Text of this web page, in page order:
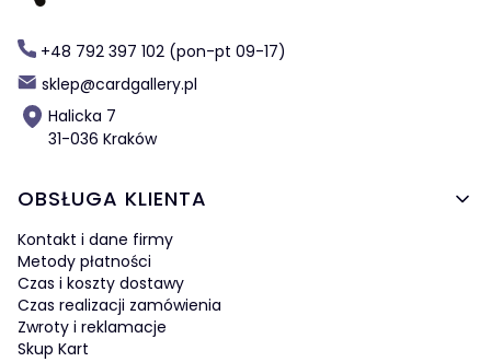
+48 792 397 102 (pon-pt 09-17)
sklep@cardgallery.pl
Halicka 7
31-036 Kraków
Linki w stopce
OBSŁUGA KLIENTA
Kontakt i dane firmy
Metody płatności
Czas i koszty dostawy
Czas realizacji zamówienia
Zwroty i reklamacje
Skup Kart